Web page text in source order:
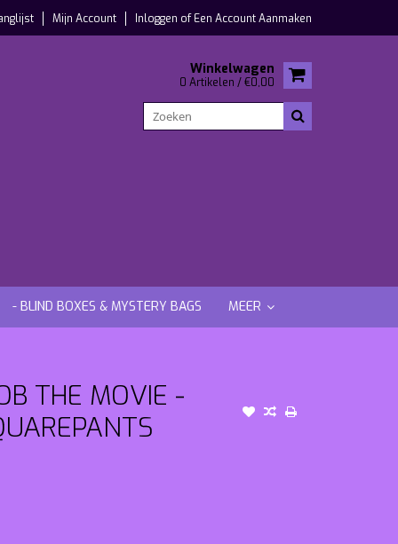
Mijn Account Inloggen ofEen Account Aanmaken
Winkelwagen
0 Artikelen / €0,00
- BLIND BOXES & MYSTERY BAGS MEER
THE MOVIE -